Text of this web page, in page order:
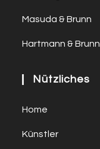
Masuda & Brunn
Hartmann & Brunn
Nützliches
Home
Künstler